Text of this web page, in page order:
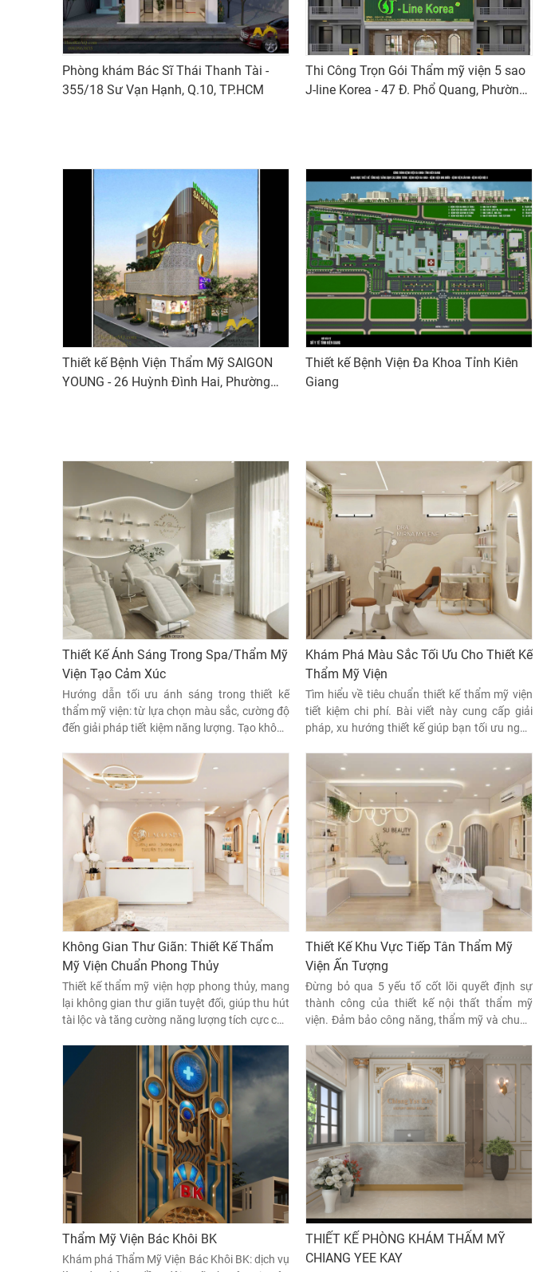
Phòng khám Bác Sĩ Thái Thanh Tài -
355/18 Sư Vạn Hạnh, Q.10, TP.HCM
Thi Công Trọn Gói Thẩm mỹ viện 5 sao
J-line Korea - 47 Đ. Phổ Quang, Phường
Thiết kế Bệnh Viện Thẩm Mỹ SAIGON
YOUNG - 26 Huỳnh Đình Hai, Phường
Thiết kế Bệnh Viện Đa Khoa Tỉnh Kiên
Giang
Thiết Kế Ánh Sáng Trong Spa/Thẩm Mỹ
Viện Tạo Cảm Xúc
Hướng dẫn tối ưu ánh sáng trong thiết kế
thẩm mỹ viện: từ lựa chọn màu sắc, cường độ
đến giải pháp tiết kiệm năng lượng. Tạo không
hàng.
Khám Phá Màu Sắc Tối Ưu Cho Thiết Kế
Thẩm Mỹ Viện
Tìm hiểu về tiêu chuẩn thiết kế thẩm mỹ viện
tiết kiệm chi phí. Bài viết này cung cấp giải
pháp, xu hướng thiết kế giúp bạn tối ưu ngân
Không Gian Thư Giãn: Thiết Kế Thẩm
Mỹ Viện Chuẩn Phong Thủy
Thiết kế thẩm mỹ viện hợp phong thủy, mang
lại không gian thư giãn tuyệt đối, giúp thu hút
tài lộc và tăng cường năng lượng tích cực cho
Thiết Kế Khu Vực Tiếp Tân Thẩm Mỹ
Viện Ấn Tượng
Đừng bỏ qua 5 yếu tố cốt lõi quyết định sự
thành công của thiết kế nội thất thẩm mỹ
viện. Đảm bảo công năng, thẩm mỹ và chuẩn
Thẩm Mỹ Viện Bác Khôi BK
Khám phá Thẩm Mỹ Viện Bác Khôi BK: dịch vụ
THIẾT KẾ PHÒNG KHÁM THẨM MỸ
CHIANG YEE KAY